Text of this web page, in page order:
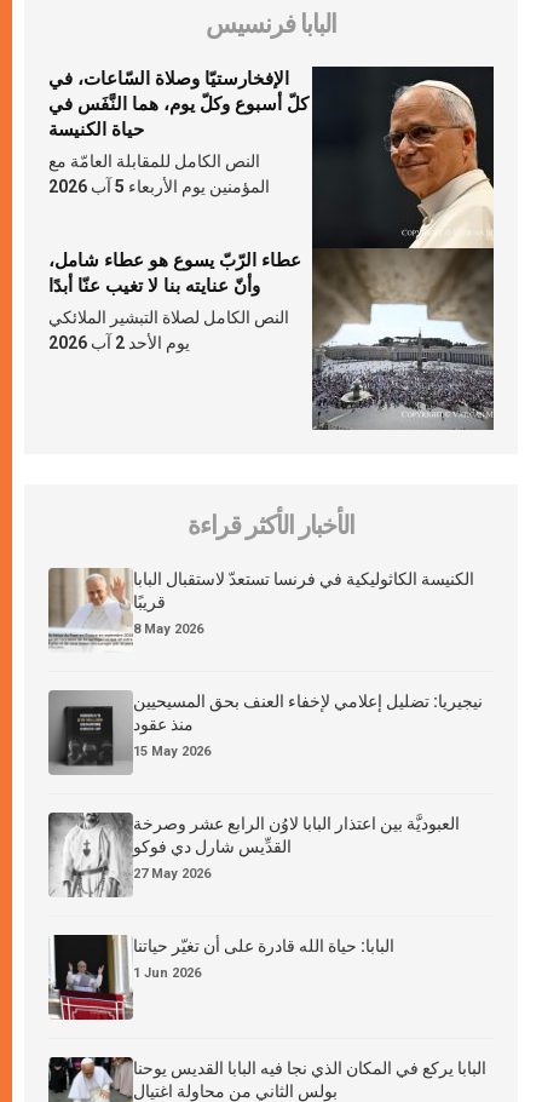
البابا فرنسيس
الإفخارستيّا وصلاة السّاعات، في
كلّ أسبوع وكلّ يوم، هما النَّفَس في
حياة الكنيسة
النص الكامل للمقابلة العامّة مع
المؤمنين يوم الأربعاء 5 آب 2026
عطاء الرّبّ يسوع هو عطاء شامل،
وأنّ عنايته بنا لا تغيب عنّا أبدًا
النص الكامل لصلاة التبشير الملائكي
يوم الأحد 2 آب 2026
الأخبار الأكثر قراءة
الكنيسة الكاثوليكية في فرنسا تستعدّ لاستقبال البابا
قريبًا
8 May 2026
نيجيريا: تضليل إعلامي لإخفاء العنف بحق المسيحيين
منذ عقود
15 May 2026
العبوديَّة بين اعتذار البابا لاوُن الرابع عشر وصرخة
القدِّيس شارل دي فوكو
27 May 2026
البابا: حياة الله قادرة على أن تغيّر حياتنا
1 Jun 2026
البابا يركع في المكان الذي نجا فيه البابا القديس يوحنا
بولس الثاني من محاولة اغتيال